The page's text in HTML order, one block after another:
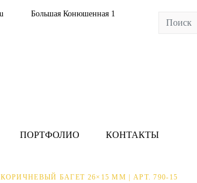
Большая Конюшенная 1
ПОРТФОЛИО КОНТАКТЫ
КОРИЧНЕВЫЙ БАГЕТ 26×15 ММ | АРТ. 790-15